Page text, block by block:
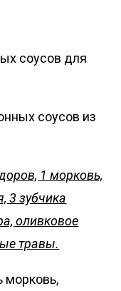
соусов из
1 морковь,
3 зубчика
оливковое
травы.
морковь,